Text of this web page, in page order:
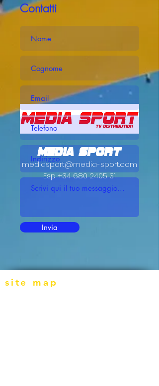
Contatti
Invia
Media Sport
mediasport@media-sport.com
Esp+34 680 2405 31
site map